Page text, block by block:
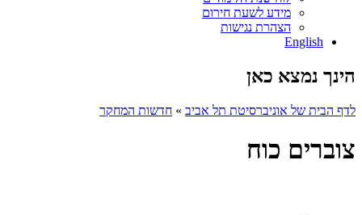
מידע לשעת חירום
הצהרת נגישות
English
הינך נמצא כאן
לדף הבית של אוניברסיטת תל אביב » חדשות המחקר
צוברים כוח